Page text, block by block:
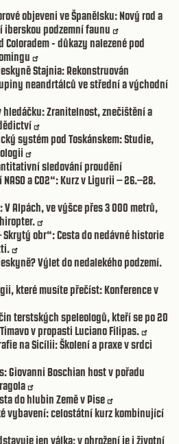
objeveni ve Španělsku: Nový rod a
podzemní faunu
Coloradem - důkazy nalezené pod
Stajnia: Rekonstruován
neandrtálců ve střední a východní
hledáčku: Zranitelnost, znečištění a
systém pod Toskánskem: Studie,
sledování proudění
a CO2“: Kurz v Ligurii – 26.–28.
Alpách, ve výšce přes 3 000 metrů,
obr“: Cesta do nedávné historie
Výlet do nedalekého podzemí.
které musíte přečíst: Konference v
terstských speleologů, kteří se po 20
v propasti Luciano Filipas.
na Sicílii: Školení a praxe v srdci
Giovanni Boschian host v pořadu
do hlubin Země v Pise
vybavení: celostátní kurz kombinující
jen válka: v ohrožení je i životní